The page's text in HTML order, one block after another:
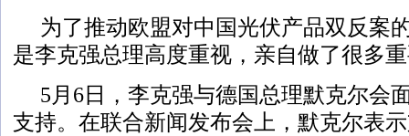
为了推动欧盟对中国光伏产品双反案
是李克强总理高度重视，亲自做了很多
5月6日，李克强与德国总理默克尔会
支持。在联合新闻发布会上，默克尔表